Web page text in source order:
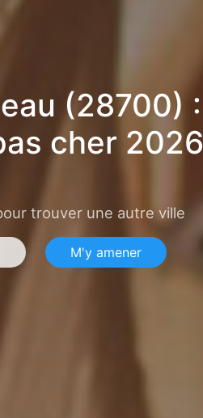
(28700) :
cher 2026
trouver une autre ville
M'y amener